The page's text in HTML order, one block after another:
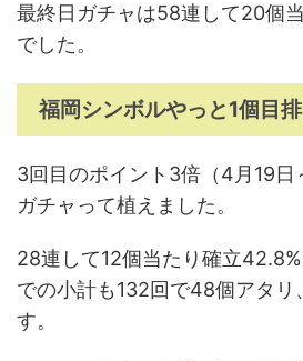
最終日ガチャは58連して20個
でした。
福岡シンボルやっと1個目
3回目のポイント3倍（4月19
ガチャって植えました。
28連して12個当たり確立
での小計も132回で48個アタリ
す。